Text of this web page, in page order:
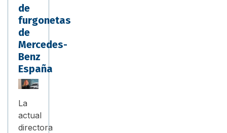
de
furgonetas
de
Mercedes-
Benz
España
La
actual
directora